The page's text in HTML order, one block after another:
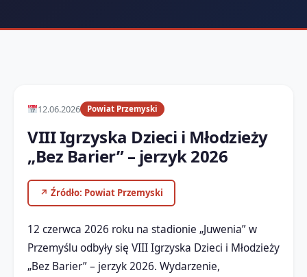
12.06.2026 Powiat Przemyski
VIII Igrzyska Dzieci i Młodzieży
„Bez Barier” – jerzyk 2026
↗ Źródło: Powiat Przemyski
12 czerwca 2026 roku na stadionie „Juwenia” w
Przemyślu odbyły się VIII Igrzyska Dzieci i Młodzieży
„Bez Barier” – jerzyk 2026. Wydarzenie,